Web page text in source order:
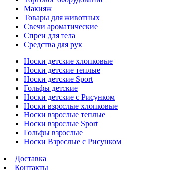
Макияж
Товары для животных
Свечи ароматические
Спреи для тела
Средства для рук
Носки детские хлопковые
Носки детские теплые
Носки детские Sport
Гольфы детские
Носки детские с Рисунком
Носки взрослые хлопковые
Носки взрослые теплые
Носки взрослые Sport
Гольфы взрослые
Носки Взрослые с Рисунком
Доставка
Контакты